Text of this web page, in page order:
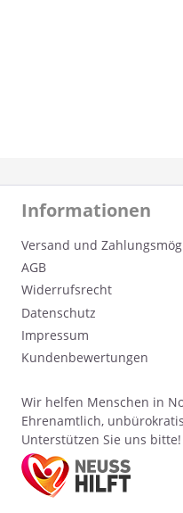
Informationen
Versand und
AGB
Widerrufsrecht
Datenschutz
Impressum
Kundenbewertungen
Wir helfen Menschen in
Ehrenamtlich,
Unterstützen Sie uns bitte!